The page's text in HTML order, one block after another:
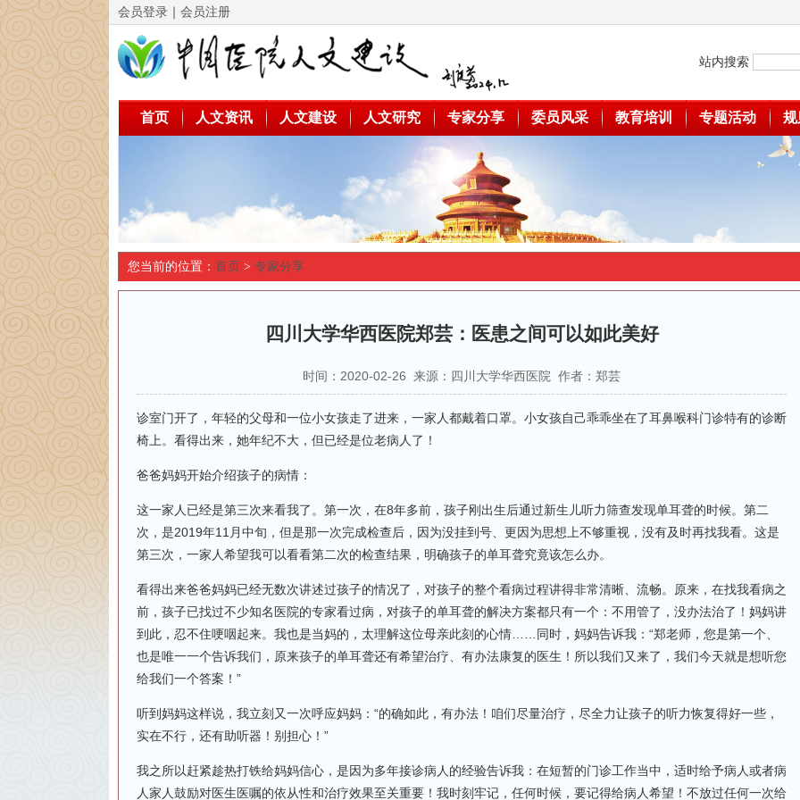
会员登录 ｜ 会员注册
站内搜索
首页 人文资讯 人文建设 人文研究 专家分享 委员风采 教育培训 专题活动 规
您当前的位置： 首页 > 专家分享
四川大学华西医院​郑芸：医患之间可以如此美好
时间：2020-02-26 来源：四川大学华西医院 作者：​郑芸
诊室门开了，年轻的父母和一位小女孩走了进来，一家人都戴着口罩。小女孩自己乖乖坐在了耳鼻喉科门诊特有的诊断
椅上。看得出来，她年纪不大，但已经是位老病人了！
爸爸妈妈开始介绍孩子的病情：
这一家人已经是第三次来看我了。第一次，在8年多前，孩子刚出生后通过新生儿听力筛查发现单耳聋的时候。第二
次，是2019年11月中旬，但是那一次完成检查后，因为没挂到号、更因为思想上不够重视，没有及时再找我看。这是
第三次，一家人希望我可以看看第二次的检查结果，明确孩子的单耳聋究竟该怎么办。
看得出来爸爸妈妈已经无数次讲述过孩子的情况了，对孩子的整个看病过程讲得非常清晰、流畅。原来，在找我看病之
前，孩子已找过不少知名医院的专家看过病，对孩子的单耳聋的解决方案都只有一个：不用管了，没办法治了！妈妈讲
到此，忍不住哽咽起来。我也是当妈的，太理解这位母亲此刻的心情……同时，妈妈告诉我：“郑老师，您是第一个、
也是唯一一个告诉我们，原来孩子的单耳聋还有希望治疗、有办法康复的医生！所以我们又来了，我们今天就是想听您
给我们一个答案！”
听到妈妈这样说，我立刻又一次呼应妈妈：“的确如此，有办法！咱们尽量治疗，尽全力让孩子的听力恢复得好一些，
实在不行，还有助听器！别担心！”
我之所以赶紧趁热打铁给妈妈信心，是因为多年接诊病人的经验告诉我：在短暂的门诊工作当中，适时给予病人或者病
人家人鼓励对医生医嘱的依从性和治疗效果至关重要！我时刻牢记，任何时候，要记得给病人希望！不放过任何一次给